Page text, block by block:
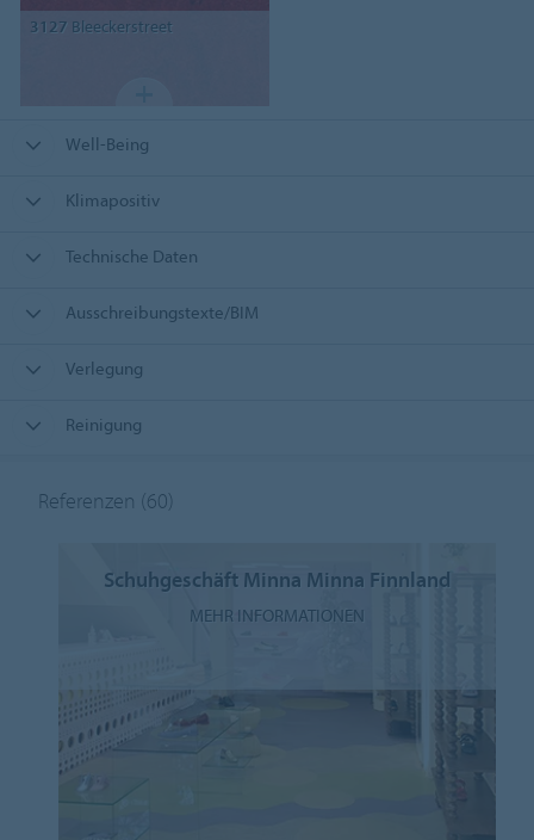
3127 Bleeckerstreet
Well-Being
Klimapositiv
Technische Daten
Ausschreibungstexte/BIM
Verlegung
Reinigung
Referenzen (60)
Schuhgeschäft Minna Minna Finnland
MEHR INFORMATIONEN